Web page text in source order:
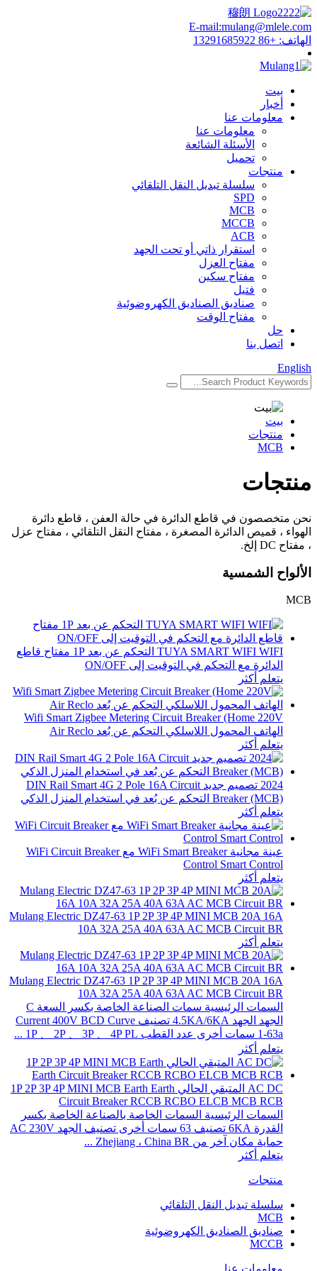
E-mail:mulang@mlele.com
الهاتف: +86 13291685922
بيت
أخبار
معلومات عنا
معلومات عنا
الأسئلة الشائعة
تحميل
منتجات
سلسلة تبديل النقل التلقائي
SPD
MCB
MCCB
ACB
استقرار ذاتي أو تحت الجهد
مفتاح العزل
مفتاح سكين
فتيل
صناديق الصناديق الكهروضوئية
مفتاح الوقت
حل
اتصل بنا
English
بيت
منتجات
MCB
منتجات
نحن متخصصون في قاطع الدائرة في حالة العفن ، قاطع دائرة
الهواء ، قميص الدائرة المصغرة ، مفتاح النقل التلقائي ، مفتاح عزل
، مفتاح DC إلخ.
الألواح الشمسية
MCB
TUYA SMART WIFI WIFI التحكم عن بعد 1P مفتاح قاطع
الدائرة مع التحكم في التوقيت إلى ON/OFF
يتعلم أكثر
Wifi Smart Zigbee Metering Circuit Breaker (Home 220V
الهاتف المحمول اللاسلكي التحكم عن بُعد Air Reclo
يتعلم أكثر
2024 تصميم جديد DIN Rail Smart 4G 2 Pole 16A Circuit
Breaker (MCB) التحكم عن بُعد في استخدام المنزل الذكي
يتعلم أكثر
عينة مجانية WiFi Smart Breaker مع WiFi Circuit Breaker
Control Smart Control
يتعلم أكثر
Mulang Electric DZ47-63 1P 2P 3P 4P MINI MCB 20A 16A
10A 32A 25A 40A 63A AC MCB Circuit BR
يتعلم أكثر
Mulang Electric DZ47-63 1P 2P 3P 4P MINI MCB 20A 16A
10A 32A 25A 40A 63A AC MCB Circuit BR
السمات الرئيسية سمات الصناعة الخاصة بكسر السعة C
الجهد الجهد 4.5KA/6KA تصنيف Current 400V BCD Curve
1-63a سمات أخرى عدد القطب 1P 、 2P 、 3P 、 4P PL ...
يتعلم أكثر
AC DC المتبقي الحالي 1P 2P 3P 4P MINI MCB Earth Earth
Circuit Breaker RCCB RCBO ELCB MCB RCB
السمات الرئيسية السمات الخاصة بالصناعة الخاصة بكسر
القدرة 6KA تصنيف 63 سمات أخرى تصنيف الجهد AC 230V
حماية مكان آخر من Zhejiang ، China BR ...
يتعلم أكثر
منتجات
سلسلة تبديل النقل التلقائي
MCB
صناديق الصناديق الكهروضوئية
MCCB